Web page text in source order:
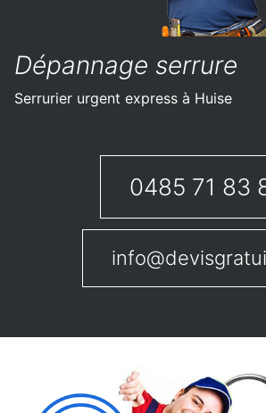
Dépannage serrure
Serrurier urgent express à Huise
0485 71 83